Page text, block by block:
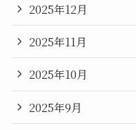
2025年12月
2025年11月
2025年10月
2025年9月